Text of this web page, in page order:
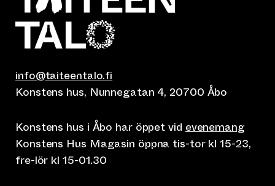
info@taiteentalo.fi
Konstens hus, Nunnegatan 4, 20700 Åbo
Konstens hus i Åbo har öppet vid evenemang
Konstens Hus Magasin öppna tis-tor kl 15-23,
fre-lör kl 15-01.30